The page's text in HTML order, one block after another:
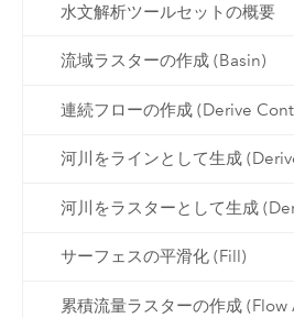
水文解析ツールセットの概要
流域ラスターの作成 (Basin)
連続フローの作成 (Derive
河川をラインとして生成
河川をラスターとして生成
サーフェスの平滑化 (Fill)
累積流量ラスターの作成